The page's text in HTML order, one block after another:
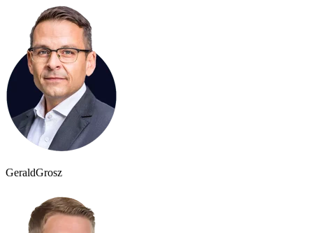
GeraldGrosz